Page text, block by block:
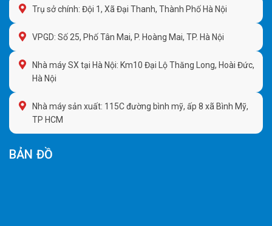
Trụ sở chính: Đội 1, Xã Đại Thanh, Thành Phố Hà Nội
VPGD: Số 25, Phố Tân Mai, P. Hoàng Mai, TP. Hà Nội
Nhà máy SX tại Hà Nội: Km10 Đại Lộ Thăng Long, Hoài Đức,
Hà Nội
Nhà máy sản xuất: 115C đường bình mỹ, ấp 8 xã Bình Mỹ,
TP HCM
BẢN ĐỒ